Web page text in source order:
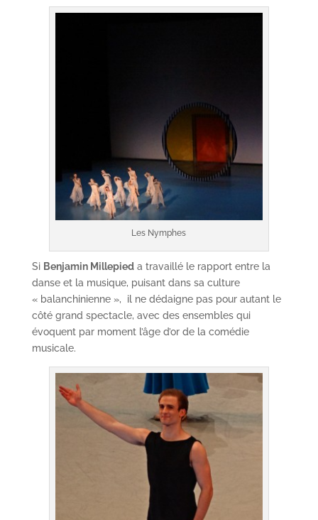
Les Nymphes
Si Benjamin Millepieda travaillé le rapport entre la
danse et la musique, puisant dans sa culture
« balanchinienne », il ne dédaigne pas pour autant le
côté grand spectacle, avec des ensembles qui
évoquent par moment l’âge d’or de la comédie
musicale.